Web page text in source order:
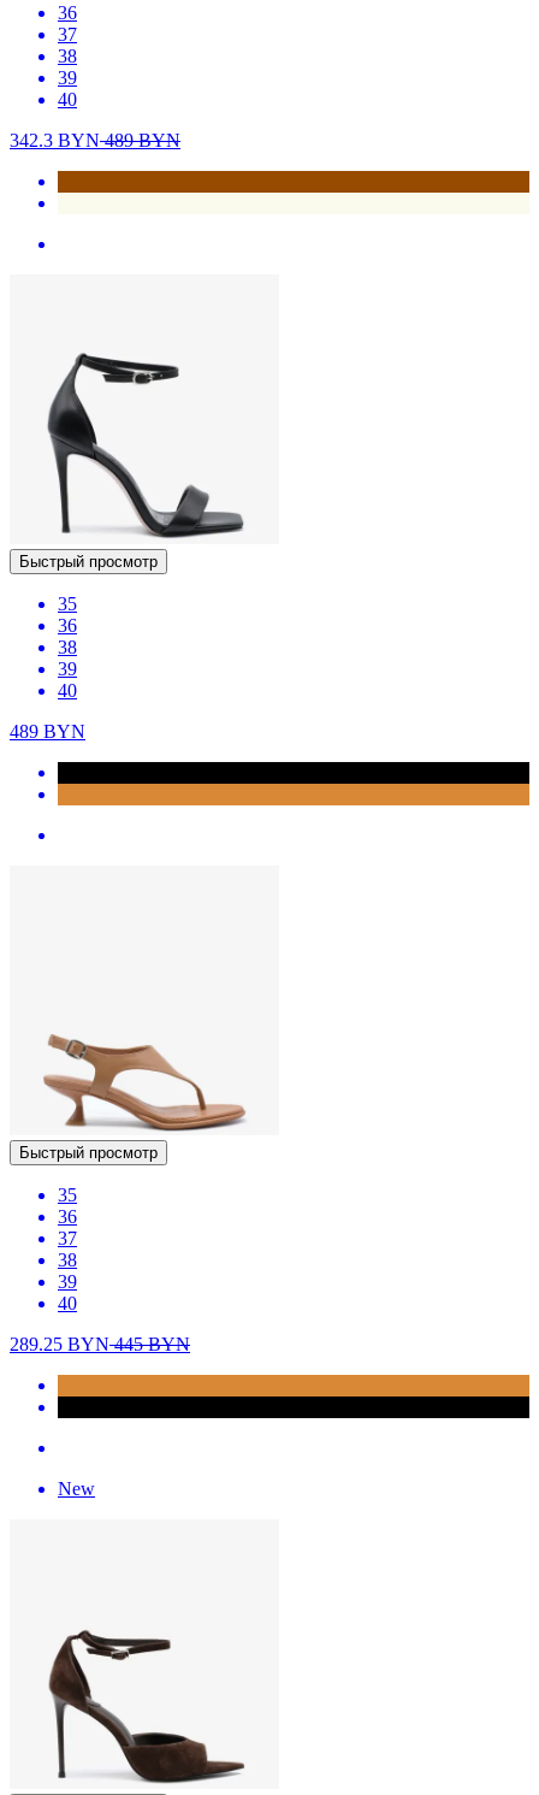
36
37
38
39
40
342.3 BYN489BYN
Быстрый просмотр
35
36
38
39
40
489 BYN
Быстрый просмотр
35
36
37
38
39
40
289.25 BYN445BYN
New